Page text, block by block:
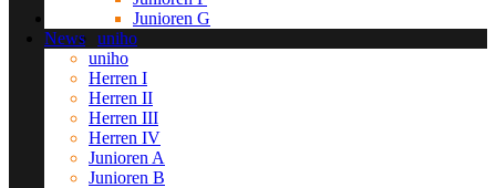
Junioren G
News
uniho
Herren I
Herren II
Herren III
Herren IV
Junioren A
Junioren B
uniho
Herren I
Herren II
Herren III
Herren IV
Junioren A
Junioren B
Junioren C